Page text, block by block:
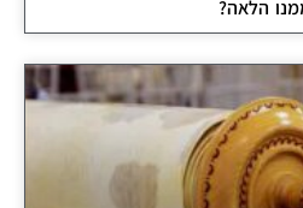
הלאה?